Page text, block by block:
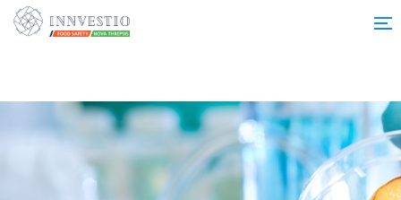
Additionally, paste this code immediately after the opening tag: